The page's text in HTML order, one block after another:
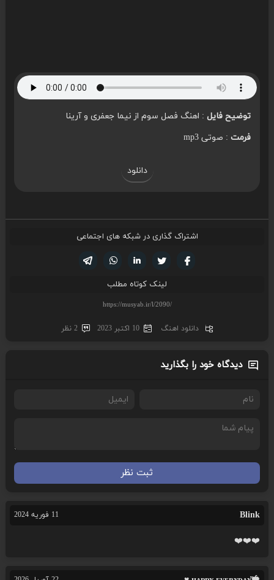
توضیح فایل: اهنگ فصل سوم از نیما جعفری و آرینا
فرمت: صوتی mp3
دانلود
اشتراک گذاری در شبکه های اجتماعی
لینکدین تویتر
فیسوک
لینک کوتاه مطلب
دانلود اهنگ 10 اکتبر 2023 2 نظر
دیدگاه خود را بگذارید
ثبت نظر
Blink 11 فوریه 2024
❤️❤️❤️